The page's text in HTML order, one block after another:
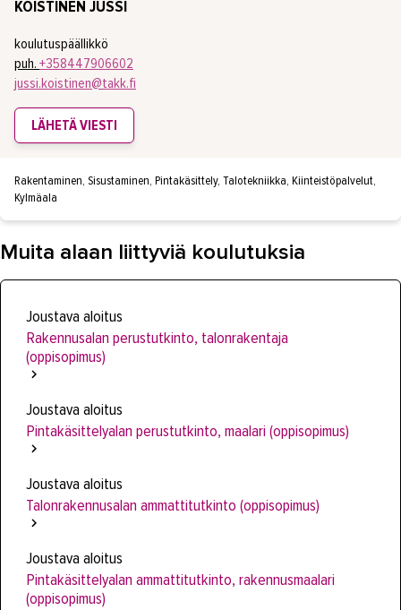
KOISTINEN JUSSI
koulutuspäällikkö
puh. +358447906602
jussi.koistinen@takk.fi
LÄHETÄ VIESTI
Rakentaminen, Sisustaminen, Pintakäsittely, Talotekniikka, Kiinteistöpalvelut,
Kylmäala
Muita alaan liittyviä koulutuksia
Joustava aloitus
Rakennusalan perustutkinto, talonrakentaja
(oppisopimus)
Joustava aloitus
Pintakäsittelyalan perustutkinto, maalari (oppisopimus)
Joustava aloitus
Talonrakennusalan ammattitutkinto (oppisopimus)
Joustava aloitus
Pintakäsittelyalan ammattitutkinto, rakennusmaalari
(oppisopimus)